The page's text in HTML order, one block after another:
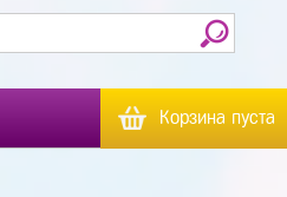
Корзина пуста